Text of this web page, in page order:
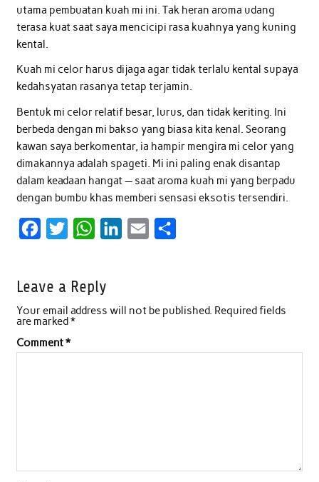
utama pembuatan kuah mi ini. Tak heran aroma udang
terasa kuat saat saya mencicipi rasa kuahnya yang kuning
kental.
Kuah mi celor harus dijaga agar tidak terlalu kental supaya
kedahsyatan rasanya tetap terjamin.
Bentuk mi celor relatif besar, lurus, dan tidak keriting. Ini
berbeda dengan mi bakso yang biasa kita kenal. Seorang
kawan saya berkomentar, ia hampir mengira mi celor yang
dimakannya adalah spageti. Mi ini paling enak disantap
dalam keadaan hangat — saat aroma kuah mi yang berpadu
dengan bumbu khas memberi sensasi eksotis tersendiri.
e
b
o
t
e
r
W
t
s
p
e
I
l
e
Leave a Reply
Your email address will not be published. Required fields
are marked*
Comment*